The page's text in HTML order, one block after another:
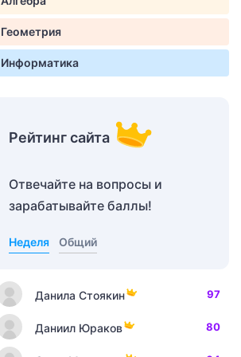
Геометрия
Информатика
Рейтинг сайта
Отвечайте на вопросы и
зарабатывайте баллы!
Неделя Общий
Данила Стоякин 97
Даниил Юраков 80